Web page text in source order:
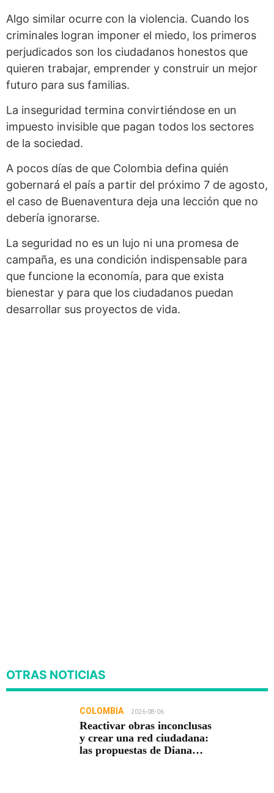
Algo similar ocurre con la violencia. Cuando los
criminales logran imponer el miedo, los primeros
perjudicados son los ciudadanos honestos que
quieren trabajar, emprender y construir un mejor
futuro para sus familias.
La inseguridad termina convirtiéndose en un
impuesto invisible que pagan todos los sectores
de la sociedad.
A pocos días de que Colombia defina quién
gobernará el país a partir del próximo 7 de agosto,
el caso de Buenaventura deja una lección que no
debería ignorarse.
La seguridad no es un lujo ni una promesa de
campaña, es una condición indispensable para
que funcione la economía, para que exista
bienestar y para que los ciudadanos puedan
desarrollar sus proyectos de vida.
OTRAS NOTICIAS
COLOMBIA 2026-08-06
Reactivar obras inconclusas
y crear una red ciudadana:
las propuestas de Diana